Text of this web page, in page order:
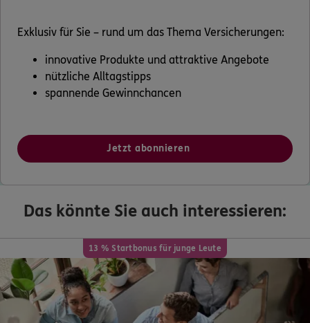
Exklusiv für Sie – rund um das Thema Versicherungen:
innovative Produkte und attraktive Angebote
nützliche Alltagstipps
spannende Gewinnchancen
Jetzt abonnieren
Das könnte Sie auch interessieren:
13 % Startbonus für junge Leute